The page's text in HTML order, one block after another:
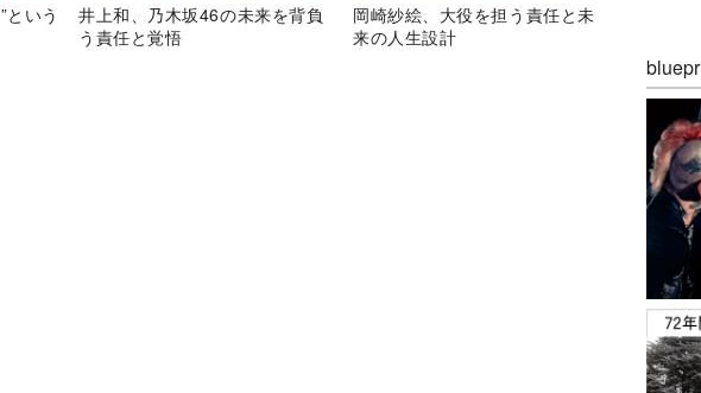
という
井上和、乃木坂46の未来を背負
う責任と覚悟
岡崎紗絵、大役を担う責任と未
来の人生設計